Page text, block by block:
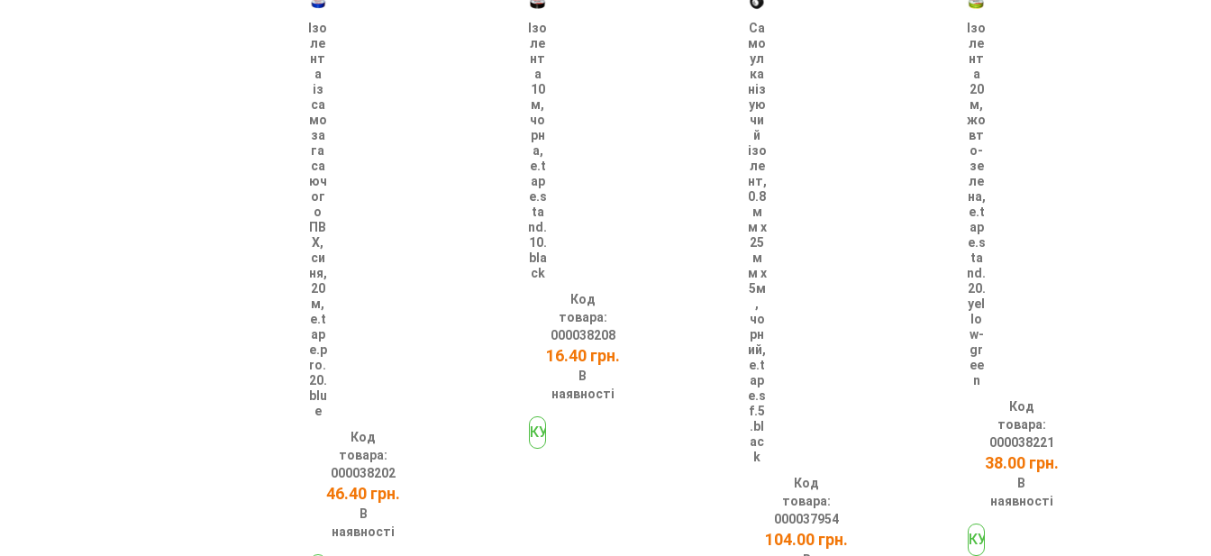
Ізо
ле
нт
а
із
са
мо
за
га
са
юч
ог
о
ПВ
Х,
си
ня,
20
м,
e.t
ap
e.p
ro.
20.
blu
e
Код
товара:
000038202
46.40 грн.
В
наявності
Ізо
ле
нт
а
10
м,
чо
рн
а,
e.t
ap
e.s
ta
nd.
10.
bla
ck
Код
товара:
000038208
16.40 грн.
В
наявності
Са
мо
ул
ка
ніз
ую
чи
й
ізо
ле
нт,
0.8
м
м х
25
м
м х
5м
,
чо
рн
ий,
e.t
ap
e.s
f.5
.bl
ac
k
Код
товара:
000037954
104.00 грн.
Ізо
ле
нт
а
20
м,
жо
вт
о-
зе
ле
на,
e.t
ap
e.s
ta
nd.
20.
yel
lo
w-
gr
ee
n
Код
товара:
000038221
38.00 грн.
В
наявності